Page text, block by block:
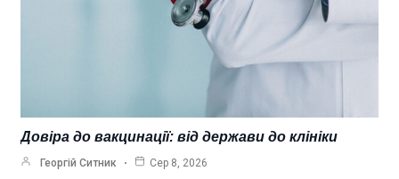
Довіра до вакцинації: від держави до клініки
Георгій Ситник Сер 8, 2026